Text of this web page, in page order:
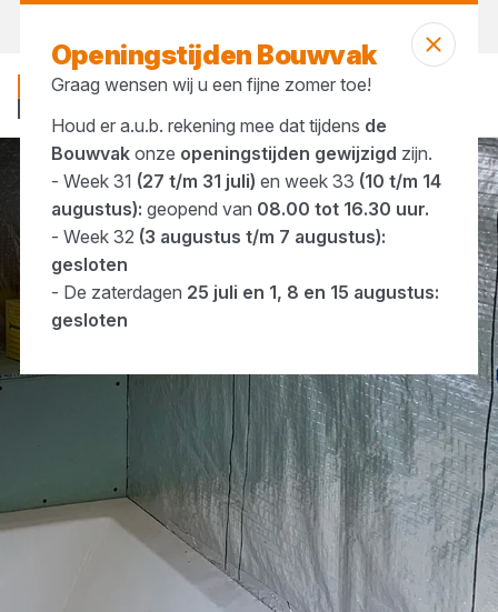
Merken Pandser
Openingstijden Bouwvak
Graag wensen wij u een fijne zomer toe!
Houd er a.u.b. rekening mee dat tijdens de
Bouwvakonze openingstijden gewijzigd zijn.
- Week 31 (27 t/m 31 juli) en week 33 (10 t/m 14
augustus): geopend van 08.00 tot 16.30 uur.
- Week 32 (3 augustus t/m 7 augustus):
gesloten
- De zaterdagen 25 juli en 1, 8 en 15 augustus:
gesloten